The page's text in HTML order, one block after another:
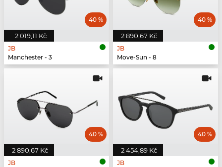
2 019,11 Kč
40 %
JB
Manchester - 3
2 890,67 Kč
40 %
JB
Move-Sun - 8
2 890,67 Kč
40 %
JB
2 454,89 Kč
40 %
JB